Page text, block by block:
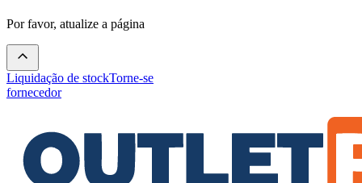
Por favor, atualize a página
Liquidação de stockTorne-se
fornecedor